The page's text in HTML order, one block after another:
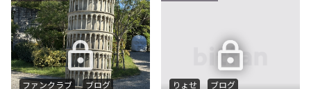
ファンクラブ ブログ りょせ ブログ